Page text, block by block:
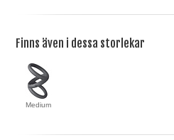
Finns även i dessa storlekar
Medium